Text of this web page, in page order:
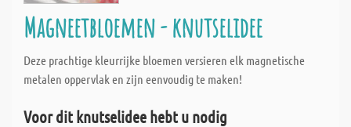
Magneetbloemen - knutselidee
Deze prachtige kleurrijke bloemen versieren elk magnetische
metalen oppervlak en zijn eenvoudig te maken!
Voor dit knutselidee hebt u nodig